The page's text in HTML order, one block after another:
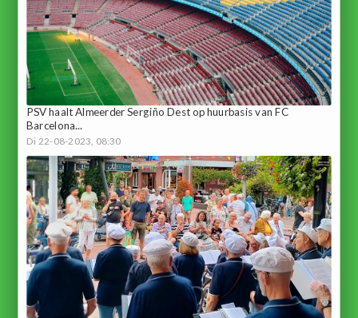
PSV haalt Almeerder Sergiño Dest op huurbasis van FC
Barcelona...
Di 22-08-2023, 08:30